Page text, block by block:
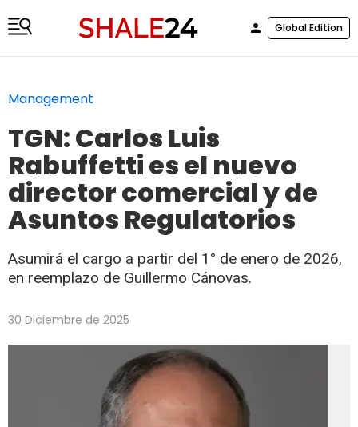
Global Edition
Management
TGN: Carlos Luis
Rabuffetti es el nuevo
director comercial y de
Asuntos Regulatorios
Asumirá el cargo a partir del 1° de enero de 2026,
en reemplazo de Guillermo Cánovas.
30 Diciembre de 2025